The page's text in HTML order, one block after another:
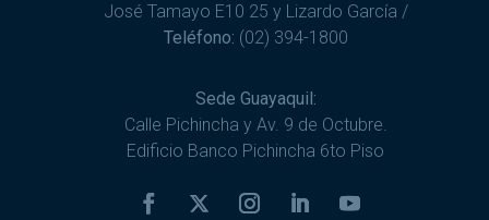
José Tamayo E10 25 y Lizardo García /
Teléfono: (02) 394-1800
Sede Guayaquil:
Calle Pichincha y Av. 9 de Octubre.
Edificio Banco Pichincha 6to Piso